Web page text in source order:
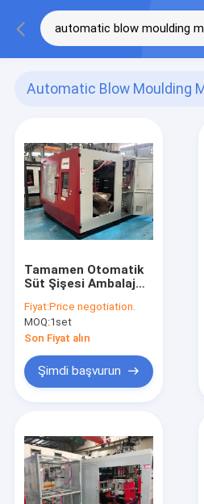
Automatic Blow Moulding
Tamamen Otomatik
Süt Şişesi Ambalaj
Molding Makinesi
Fiyat:Price negotiation.
MOQ:1set
Son Fiyat alın
Şimdi başvurun